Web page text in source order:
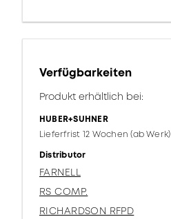
Verfügbarkeiten
Produkt erhältlich bei:
HUBER+SUHNER
Lieferfrist 12 Wochen (ab Werk)
Distributor
FARNELL
RS COMP.
RICHARDSON RFPD